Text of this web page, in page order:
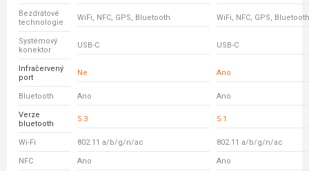
Bezdrátové
technologie
WiFi, NFC, GPS, Bluetooth WiFi, NFC, GPS, Bluetooth
Systémový
konektor
USB-C USB-C
Infračervený
port
Ne Ano
Bluetooth Ano Ano
Verze
bluetooth
5.3 5.1
Wi-Fi 802.11 a/b/g/n/ac 802.11 a/b/g/n/ac
NFC Ano Ano